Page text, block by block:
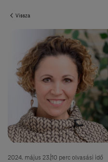
Vissza
2024. május 23.10 perc olvasási idő